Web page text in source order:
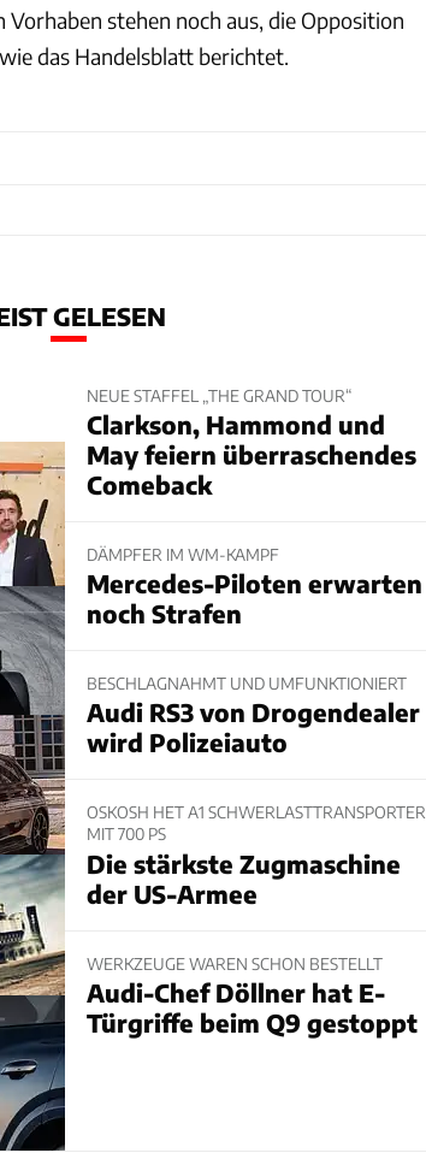
stehen noch aus, die Opposition
das Handelsblatt berichtet.
GELESEN
NEUE STAFFEL „THE GRAND TOUR“
Clarkson, Hammond und
May feiern überraschendes
Comeback
DÄMPFER IM WM-KAMPF
Mercedes-Piloten erwarten
noch Strafen
BESCHLAGNAHMT UND UMFUNKTIONIERT
Audi RS3 von Drogendealer
wird Polizeiauto
OSKOSH HET A1 SCHWERLASTTRANSPORTER
MIT 700 PS
Die stärkste Zugmaschine
der US-Armee
WERKZEUGE WAREN SCHON BESTELLT
Audi-Chef Döllner hat E-
Türgriffe beim Q9 gestoppt